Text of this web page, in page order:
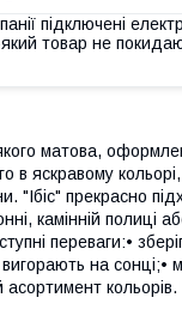
підключені
товар не
матова,
в яскравому
прекрасно
камінній полиці
переваги:•
на сонці;•